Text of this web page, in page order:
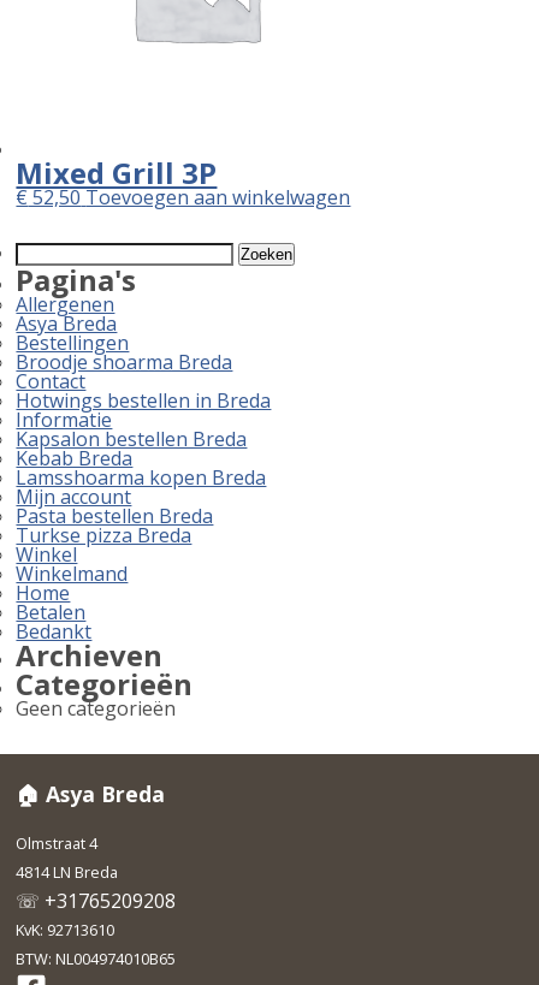
Mixed Grill 3P
€52,50Toevoegen aan winkelwagen
Zoeken
naar:
Pagina's
Allergenen
Asya Breda
Bestellingen
Broodje shoarma Breda
Contact
Hotwings bestellen in Breda
Informatie
Kapsalon bestellen Breda
Kebab Breda
Lamsshoarma kopen Breda
Mijn account
Pasta bestellen Breda
Turkse pizza Breda
Winkel
Winkelmand
Home
Betalen
Bedankt
Archieven
Categorieën
Geen categorieën
🏠 Asya Breda
Olmstraat 4
4814 LN Breda
☏ +31765209208
KvK: 92713610
BTW: NL004974010B65